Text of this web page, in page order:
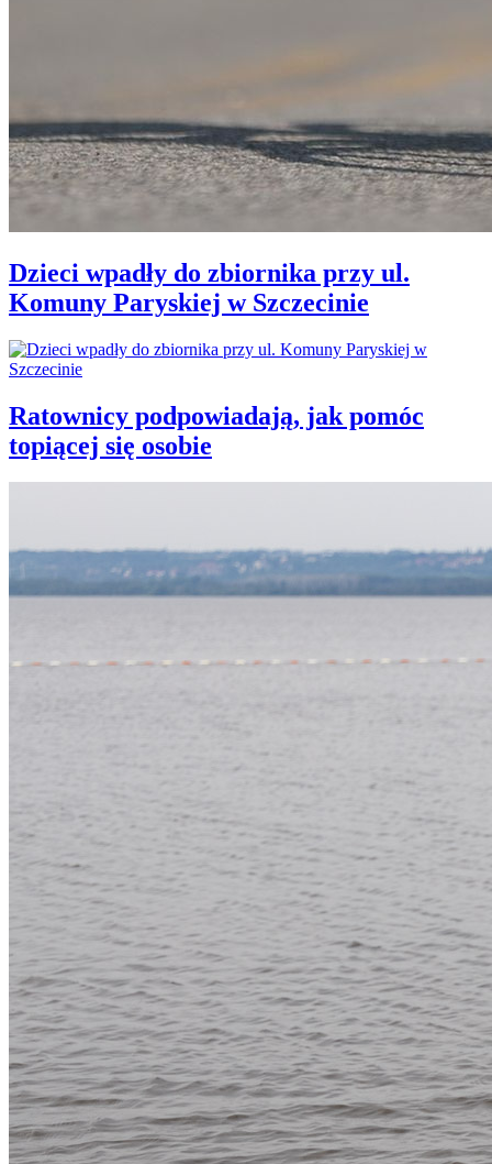
Dzieci wpadły do zbiornika przy ul.
Komuny Paryskiej w Szczecinie
Ratownicy podpowiadają, jak pomóc
topiącej się osobie